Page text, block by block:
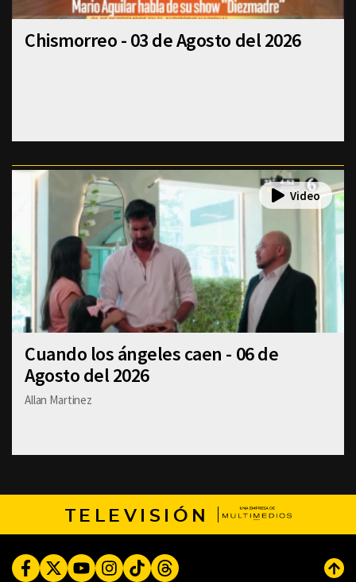
Chismorreo - 03 de Agosto del 2026
Cuando los ángeles caen - 06 de
Agosto del 2026
Allan Martinez
TELEVISIÓN
FacebookTwitterYoutubeInstagram
TikTokThreads